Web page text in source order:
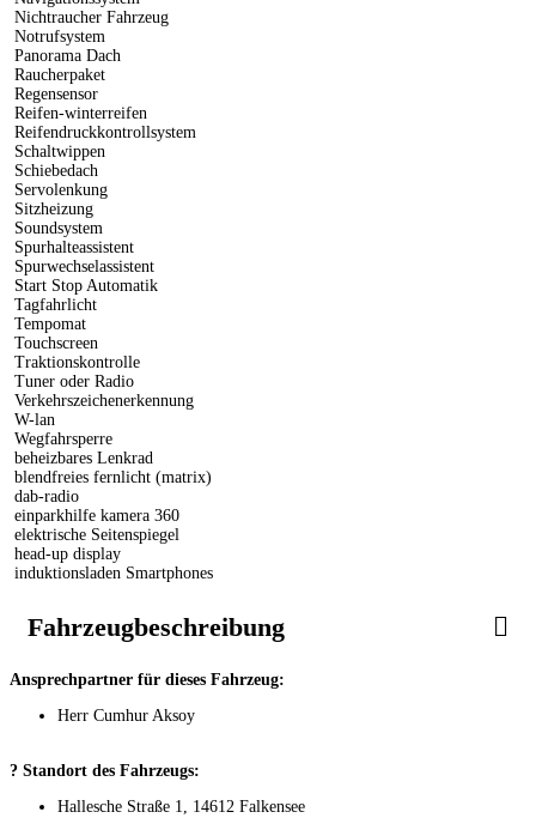
Nichtraucher Fahrzeug
Notrufsystem
Panorama Dach
Raucherpaket
Regensensor
Reifen-winterreifen
Reifendruckkontrollsystem
Schaltwippen
Schiebedach
Servolenkung
Sitzheizung
Soundsystem
Spurhalteassistent
Spurwechselassistent
Start Stop Automatik
Tagfahrlicht
Tempomat
Touchscreen
Traktionskontrolle
Tuner oder Radio
Verkehrszeichenerkennung
W-lan
Wegfahrsperre
beheizbares Lenkrad
blendfreies fernlicht (matrix)
dab-radio
einparkhilfe kamera 360
elektrische Seitenspiegel
head-up display
induktionsladen Smartphones
Fahrzeugbeschreibung
Ansprechpartner für dieses Fahrzeug:
Herr Cumhur Aksoy
? Standort des Fahrzeugs:
Hallesche Straße 1, 14612 Falkensee